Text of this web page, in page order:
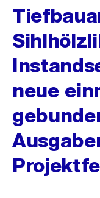
neue